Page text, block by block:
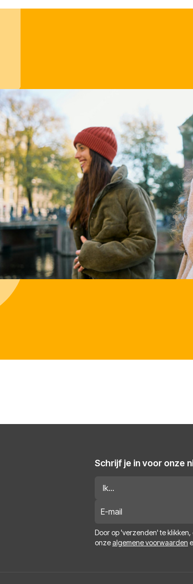
Schrijf je in voor onze
Door op 'verzenden' te
onzealgemene voorwaarden